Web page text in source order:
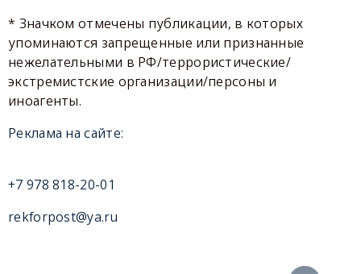
* Значком отмечены публикации, в которых
упоминаются запрещенные или признанные
нежелательными в РФ/террористические/
экстремистские организации/персоны и
иноагенты.
Реклама на сайте:
+7 978 818-20-01
rekforpost@ya.ru